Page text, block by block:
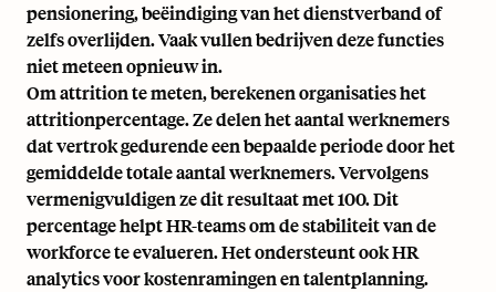
pensionering, beëindiging van het dienstverband of
zelfs overlijden. Vaak vullen bedrijven deze functies
niet meteen opnieuw in.
Om attrition te meten, berekenen organisaties het
attritionpercentage. Ze delen het aantal werknemers
dat vertrok gedurende een bepaalde periode door het
gemiddelde totale aantal werknemers. Vervolgens
vermenigvuldigen ze dit resultaat met 100. Dit
percentage helpt HR-teams om de stabiliteit van de
workforce te evalueren. Het ondersteunt ookHR
analyticsvoor kostenramingen en talentplanning.